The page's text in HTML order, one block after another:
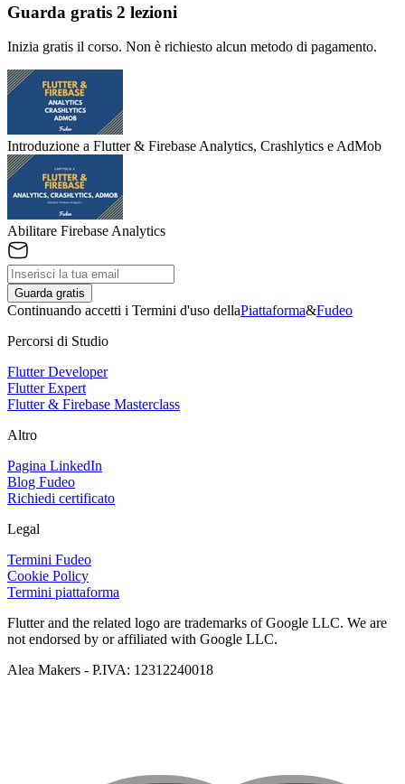
Guarda gratis 2 lezioni
Inizia gratis il corso. Non è richiesto alcun metodo di pagamento.
Introduzione a Flutter & Firebase Analytics, Crashlytics e AdMob
Abilitare Firebase Analytics
Guarda gratis
Continuando accetti i Termini d'uso dellaPiattaforma&Fudeo
Percorsi di Studio
Flutter Developer
Flutter Expert
Flutter & Firebase Masterclass
Altro
Pagina LinkedIn
Blog Fudeo
Richiedi certificato
Legal
Termini Fudeo
Cookie Policy
Termini piattaforma
Flutter and the related logo are trademarks of Google LLC. We are
not endorsed by or affiliated with Google LLC.
Alea Makers - P.IVA: 12312240018